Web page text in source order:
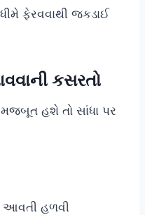
ફેરવવાથી જકડાઈ
કસરતો
હશે તો સાંધા પર
આવતી હળવી